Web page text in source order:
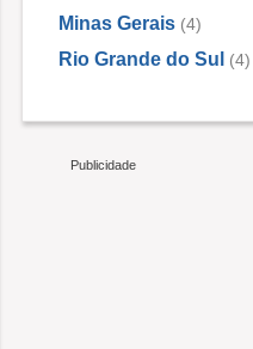
Minas Gerais (4)
Rio Grande do Sul (4)